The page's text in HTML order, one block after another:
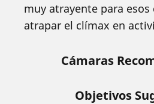
muy atrayente para esos
atrapar el clímax en
Cámaras
Objetivos